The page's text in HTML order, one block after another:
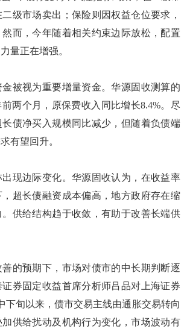
级市场卖出；保险则因权益仓位要求，
而，今年随着相关约束边际放松，配置
量正在增强。
视为重要增量资金。华源固收测算的
两个月，原保费收入同比增长8.4%。尽
债净买入规模同比减少，但随着负债端
有望回升。
边际变化。华源固收认为，在收益率
超长债融资成本偏高，地方政府存在缩
供给结构趋于收敛，有助于改善长端供
预期下，市场对债市的中长期判断逐
券固定收益首席分析师吕品对上海证券
下旬以来，债市交易主线由通胀交易转向
供给扰动及机构行为变化，市场波动有